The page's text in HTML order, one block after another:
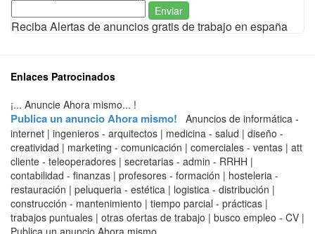
Enviar
Reciba Alertas de anuncios gratis de trabajo en españa
Enlaces Patrocinados
¡... Anuncie Ahora mismo... !
Publica un anuncio Ahora mismo! Anuncios de informática -
internet | ingenieros - arquitectos | medicina - salud | diseño -
creatividad | marketing - comunicación | comerciales - ventas | att
cliente - teleoperadores | secretarias - admin - RRHH |
contabilidad - finanzas | profesores - formación | hosteleria -
restauración | peluqueria - estética | logistica - distribución |
construcción - mantenimiento | tiempo parcial - prácticas |
trabajos puntuales | otras ofertas de trabajo | busco empleo - CV |
Publica un anuncio Ahora mismo